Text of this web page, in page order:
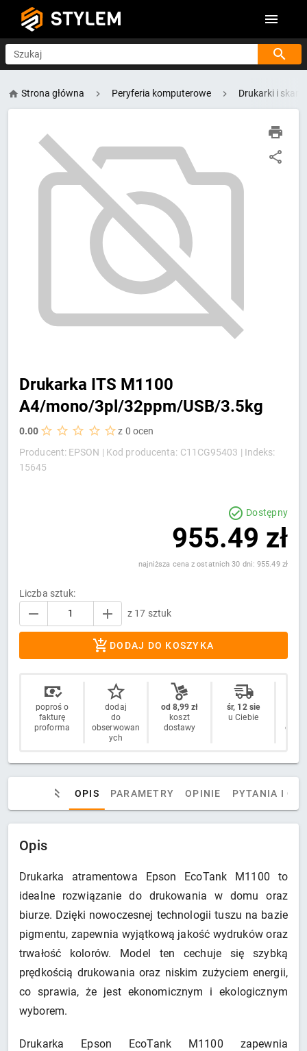
STYLEM
Szukaj
Strona główna Peryferia komputerowe Drukarki i
Drukarka ITS M1100
A4/mono/3pl/32ppm/USB/3.5kg
0.00
z 0 ocen
Producent: EPSON | Kod producenta: C11CG95403 | Indeks:
15645
Dostępny
955.49 zł
najniższa cena z ostatnich 30 dni: 955.49 zł
Liczba sztuk:
z 17 sztuk
DODAJ DO KOSZYKA
poproś o
fakturę
proforma
dodaj
do
obserwowan
ych
od 8,99 zł
koszt
dostawy
śr, 12 sie
u Ciebie
OPIS PARAMETRY OPINIE PYTANIA I
Opis
Drukarka atramentowa Epson EcoTank M1100 to
idealne rozwiązanie do drukowania w domu oraz
biurze. Dzięki nowoczesnej technologii tuszu na bazie
pigmentu, zapewnia wyjątkową jakość wydruków oraz
trwałość kolorów. Model ten cechuje się szybką
prędkością drukowania oraz niskim zużyciem energii,
co sprawia, że jest ekonomicznym i ekologicznym
wyborem.
Drukarka Epson EcoTank M1100 zapewnia